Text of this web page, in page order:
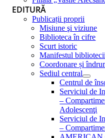
EDITURĂ
Publicații proprii
Misiune şi viziune
Biblioteca în cifre
Scurt istoric
Manifestul
Coordonare și
Sediul central
Centrul de
Serviciul de
–
Adolescenţi
Serviciul de
–